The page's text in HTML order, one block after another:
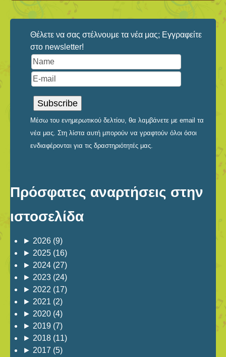
Θέλετε να σας στέλνουμε τα νέα μας; Εγγραφείτε
στο newsletter!
Μέσω του ενημερωτικού δελτίου, θα λαμβάνετε με email τα
νέα μας. Στη λίστα αυτή μπορούν να γραφτούν όλοι όσοι
ενδιαφέρονται για τις δραστηριότητές μας.
Πρόσφατες αναρτήσεις στην
ιστοσελίδα
► 2026 (9)
► 2025 (16)
► 2024 (27)
► 2023 (24)
► 2022 (17)
► 2021 (2)
► 2020 (4)
► 2019 (7)
► 2018 (11)
► 2017 (5)